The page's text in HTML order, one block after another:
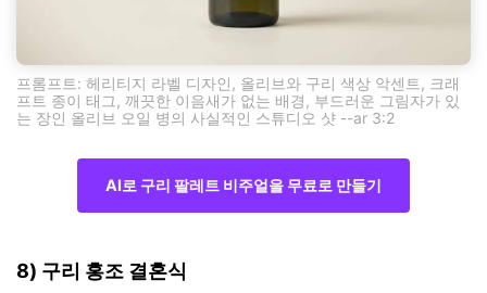
프롬프트: 헤리티지 라벨 디자인, 올리브와 구리 색상 악센트, 크래
프트 종이 태그, 깨끗한 이음새가 없는 배경, 부드러운 그림자가 있
는 장인 올리브 오일 병의 사실적인 스튜디오 샷 --ar 3:2
AI로 구리 팔레트 비주얼을 무료로 만들기
8) 구리 홍조 결혼식